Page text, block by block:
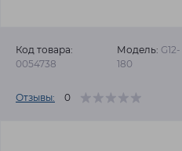
Код товара:
0054738
Модель: G12-
180
Отзывы: 0